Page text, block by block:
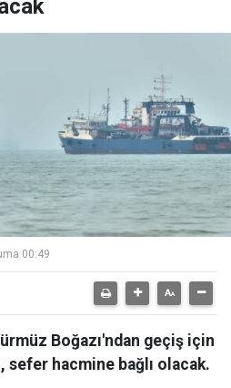
00:49
Boğazı'ndan geçiş için
sefer hacmine bağlı olacak.